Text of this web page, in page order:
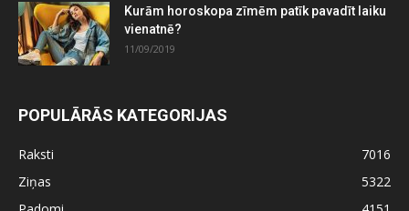
Kurām horoskopa zīmēm patīk pavadīt laiku
vienatnē?
11/09/2019
POPULĀRĀS KATEGORIJAS
Raksti
7016
Ziņas
5322